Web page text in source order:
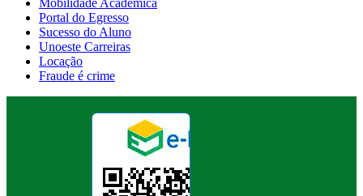
Portal do Egresso
Sucesso do Aluno
Unoeste Carreiras
Locação
Fraude é crime